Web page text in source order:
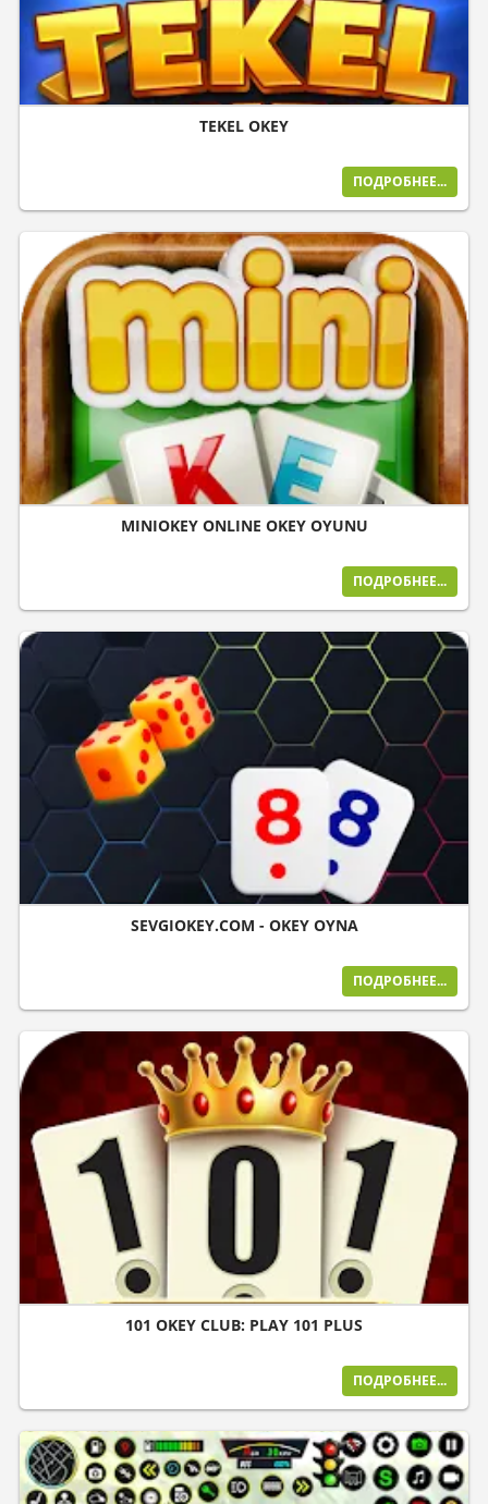
TEKEL OKEY
ПОДРОБНЕЕ...
MINIOKEY ONLINE OKEY OYUNU
ПОДРОБНЕЕ...
SEVGIOKEY.COM - OKEY OYNA
ПОДРОБНЕЕ...
101 OKEY CLUB: PLAY 101 PLUS
ПОДРОБНЕЕ...